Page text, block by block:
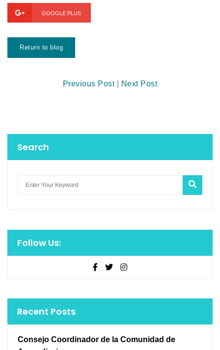
GOOGLE PLUS
Return to blog
Previous Post| Next Post
Search
Follow Us:
Recent Posts
Consejo Coordinador de la Comunidad de